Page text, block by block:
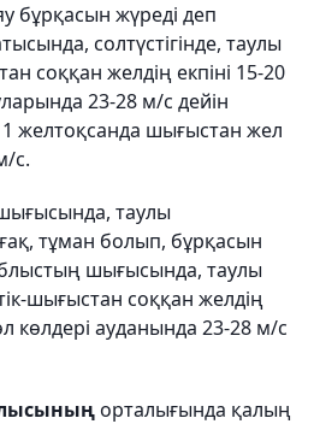
бұрқасын жүреді деп
солтүстігінде, таулы
соққан желдің екпіні 15-20
23-28 м/с дейін
желтоқсанда шығыстан жел
с.
таулы
тұман болып, бұрқасын
шығысында, таулы
шығыстан соққан желдің
көлдері ауданында 23-28 м/с
орталығында қалың